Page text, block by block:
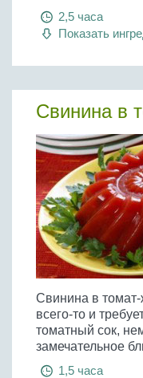
2,5 часа
Показать
Свинина в
Свинина в
всего-то и
томатный сок,
замечательное
1,5 часа